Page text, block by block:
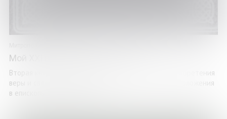
Мой XXI век. Долгий путь к свету
Вторая книга Владыки Митрофана – о своем пути обретения
веры и священнического служения, вплоть до рукоположения
в епископы Североморской ...